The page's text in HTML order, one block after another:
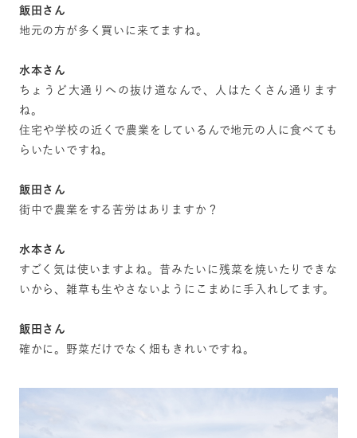
飯田さん
地元の方が多く買いに来てますね。
水本さん
ちょうど大通りへの抜け道なんで、人はたくさん通ります
ね。
住宅や学校の近くで農業をしているんで地元の人に食べても
らいたいですね。
飯田さん
街中で農業をする苦労はありますか？
水本さん
すごく気は使いますよね。昔みたいに残菜を焼いたりできな
いから、雑草も生やさないようにこまめに手入れしてます。
飯田さん
確かに。野菜だけでなく畑もきれいですね。